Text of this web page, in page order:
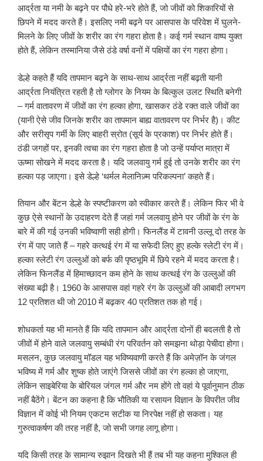
आर्द्रता या नमी के बढ़ने पर पौधे हरे-भरे होते हैं, जो जीवों को शिकारियों से
छिपने में मदद करते हैं। इसलिए नमी बढ़ने पर आसपास के परिवेश में घुलने-
मिलने के लिए जीवों के शरीर का रंग गहरा होता है। कई गर्म स्थान वाष्प युक्त
होते हैं, लेकिन तस्मानिया जैसे ठंडे वर्षा वनों में पक्षियों का रंग गहरा होगा।
डेल्हे कहते हैं यदि तापमान बढ़ने के साथ-साथ आर्द्रता नहीं बढ़ती यानी
आर्द्रता नियंत्रित रहती है तो ग्लोगर के नियम के बिल्कुल उलट स्थिति बनेगी
– गर्म वातावरण में जीवों का रंग हल्का होगा, खासकर ठंडे रक्त वाले जीवों का
(यानी ऐसे जीव जिनके शरीर का तापमान बाह्य वातावरण पर निर्भर है)। कीट
और सरीसृप गर्मी के लिए बाहरी स्रोत (सूर्य के प्रकाश) पर निर्भर होते हैं।
ठंडी जगहों पर, इनकी त्वचा का रंग गहरा होता है जो उन्हें पर्याप्त मात्रा में
ऊष्मा सोखने में मदद करता है। यदि जलवायु गर्म हुई तो उनके शरीर का रंग
हल्का पड़ जाएगा। इसे डेल्हे ‘थर्मल मेलानिज़्म परिकल्पना’ कहते हैं।
तियान और बेंटन डेल्हे के स्पष्टीकरण को स्वीकार करते हैं। लेकिन फिर भी वे
कुछ ऐसे स्थानों के उदाहरण देते हैं जहां गर्म जलवायु होने पर जीवों के रंग के
बारे में की गई उनकी भविष्वाणी सही होगी। फिनलैंड में टावनी उल्लू दो तरह के
रंग में पाए जाते हैं – गहरे कत्थई रंग में या सफेदी लिए हुए हल्के स्लेटी रंग में।
हल्का स्लेटी रंग उल्लुओं को बर्फ की पृष्ठभूमि में छिपे रहने में मदद करता है।
लेकिन फिनलैंड में हिमाच्छादन कम होने के साथ कत्थई रंग के उल्लुओं की
संख्या बढ़ी है। 1960 के आसपास वहां गहरे रंग के उल्लुओं की आबादी लगभग
12 प्रतिशत थी जो 2010 में बढ़कर 40 प्रतिशत तक हो गई।
शोधकर्ता यह भी मानते हैं कि यदि तापमान और आर्द्रता दोनों ही बदलती है तो
जीवों में होने वाले जलवायु सम्बंधी रंग परिवर्तन को समझना थोड़ा पेचीदा होगा।
मसलन, कुछ जलवायु मॉडल यह भविष्यवाणी करते हैं कि अमेज़ॉन के जंगल
भविष्य में गर्म और शुष्क होते जाएंगे जिससे जीवों का रंग हल्का हो जाएगा,
लेकिन साइबेरिया के बोरियल जंगल गर्म और नम होंगे तो वहां ये पूर्वानुमान ठीक
नहीं बैठेंगे। बेंटन का कहना है कि भौतिकी या रसायन विज्ञान के विपरीत जीव
विज्ञान में कोई भी नियम एकटम सटीक या निरपेक्ष नहीं हो सकता। यह
गुरुत्वाकर्षण की तरह नहीं है, जो सभी जगह लागू होगा।
यदि किसी तरह के सामान्य रुझान दिखते भी हैं तब भी यह कहना मुश्किल ही